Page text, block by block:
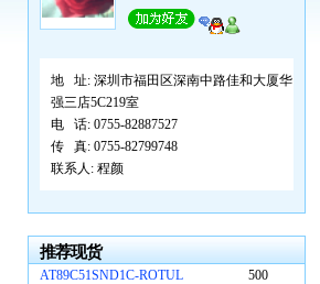
地 址: 深圳市福田区深南中路佳和大厦华
强三店5C219室
电 话: 0755-82887527
传 真: 0755-82799748
联系人: 程颜
推荐现货
AT89C51SND1C-ROTUL
500